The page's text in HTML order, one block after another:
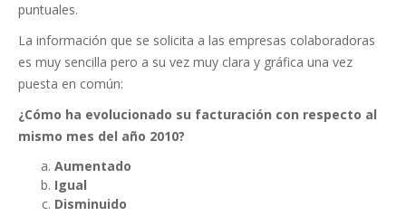
puntuales.
La información que se solicita a las empresas colaboradoras
es muy sencilla pero a su vez muy clara y gráfica una vez
puesta en común:
¿Cómo ha evolucionado su facturación con respecto al
mismo mes del año 2010?
Aumentado
Igual
Disminuido